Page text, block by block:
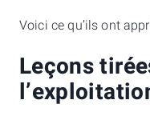
Voici ce qu’ils ont
Leçons